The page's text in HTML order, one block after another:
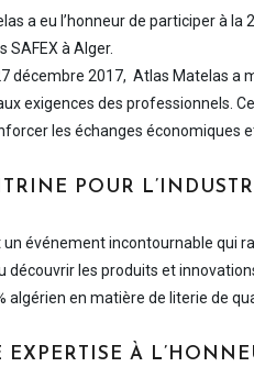
a eu l’honneur de participer à la
SAFEX à Alger.
décembre 2017, Atlas Matelas a
exigences des professionnels.
les échanges économiques
POUR
un événement incontournable qui
découvrir les produits et
algérien en matière de literie de
EXPERTISE À